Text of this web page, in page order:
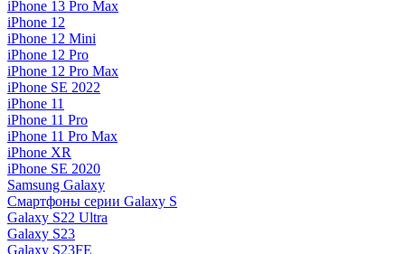
iPhone 13 Pro Max
iPhone 12
iPhone 12 Mini
iPhone 12 Pro
iPhone 12 Pro Max
iPhone SE 2022
iPhone 11
iPhone 11 Pro
iPhone 11 Pro Max
iPhone XR
iPhone SE 2020
Samsung Galaxy
Смартфоны серии Galaxy S
Galaxy S22 Ultra
Galaxy S23
Galaxy S23FE